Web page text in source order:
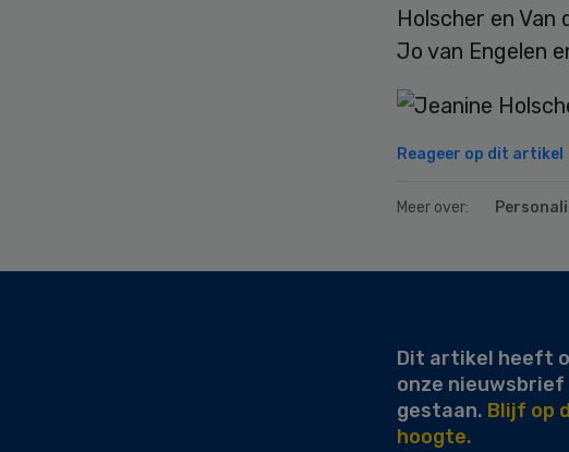
Holscher en
Jo van Engelen
Reageer op dit artikel
Meer over:
Dit artikel heeft
onze nieuwsbrief
gestaan. Blijf op
hoogte.